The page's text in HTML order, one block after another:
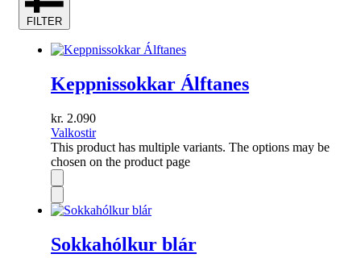
FILTER
Keppnissokkar Álftanes
kr. 2.090
Valkostir
This product has multiple variants. The options may be
chosen on the product page
Sokkahólkur blár